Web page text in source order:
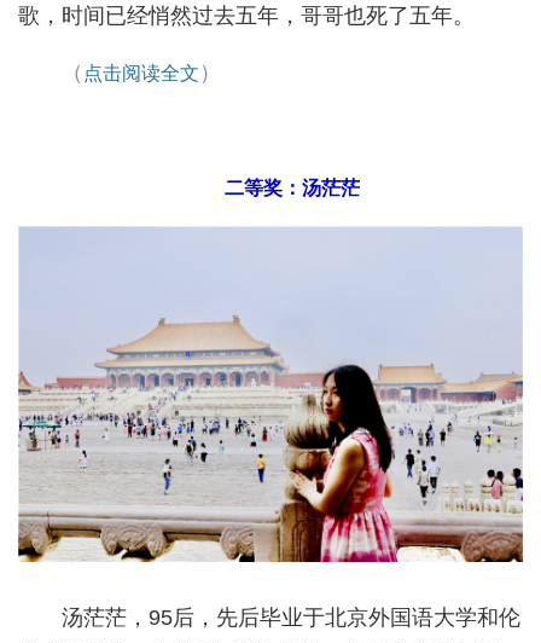
歌，时间已经悄然过去五年，哥哥也死了五年。
（ 点击阅读全文 ）
二等奖：汤茫茫
汤茫茫，95后，先后毕业于北京外国语大学和伦